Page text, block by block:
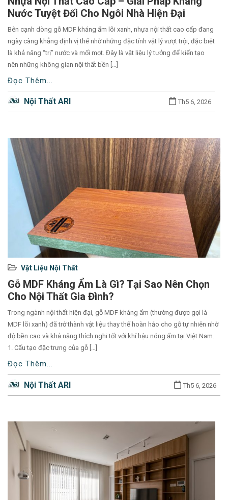
category
names.
Nước Tuyệt Đối Cho Ngôi Nhà Hiện Đại
Bên cạnh dòng gỗ MDF kháng ẩm lõi xanh, nhựa nội thất cao cấp đang
ngày càng khẳng định vị thế nhờ những đặc tính vật lý vượt trội, đặc biệt
là khả năng “trị” nước và mối mọt. Đây là vật liệu lý tưởng để kiến tạo
nên những không gian nội thất bền […]
Đọc Thêm...
Nội Thất ARI Th5 6, 2026
Used
before
category
Vật Liệu Nội Thất
Gỗ MDF Kháng Ẩm Là Gì? Tại Sao Nên Chọn
Cho Nội Thất Gia Đình?
Trong ngành nội thất hiện đại, gỗ MDF kháng ẩm (thường được gọi là
MDF lõi xanh) đã trở thành vật liệu thay thế hoàn hảo cho gỗ tự nhiên nhờ
độ bền cao và khả năng thích nghi tốt với khí hậu nóng ẩm tại Việt Nam.
1. Cấu tạo đặc trưng của gỗ […]
Đọc Thêm...
Nội Thất ARI Th5 6, 2026